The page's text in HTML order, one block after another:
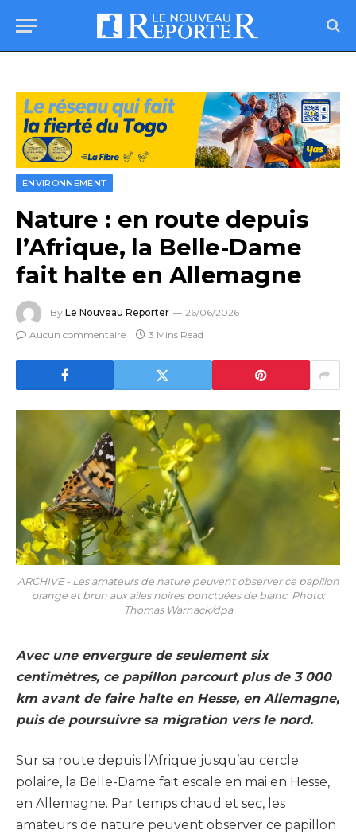
ENVIRONNEMENT
Nature : en route depuis
l’Afrique, la Belle-Dame
fait halte en Allemagne
By Le Nouveau Reporter
26/06/2026
Aucun commentaire
3 Mins Read
ARCHIVE - Les amateurs de nature peuvent observer ce papillon
orange et brun aux ailes noires ponctuées de blanc. Photo:
Thomas Warnack/dpa
Avec une envergure de seulement six
centimètres, ce papillon parcourt plus de 3 000
km avant de faire halte en Hesse, en Allemagne,
puis de poursuivre sa migration vers le nord.
Sur sa route depuis l’Afrique jusqu’au cercle
polaire, la Belle-Dame fait escale en mai en Hesse,
en Allemagne. Par temps chaud et sec, les
amateurs de nature peuvent observer ce papillon